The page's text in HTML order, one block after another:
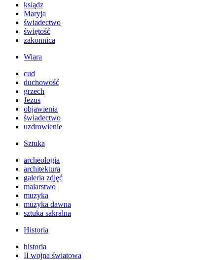
ksiądz
Maryja
świadectwo
świętość
zakonnica
Wiara
cud
duchowość
grzech
Jezus
objawienia
świadectwo
uzdrowienie
Sztuka
archeologia
architektura
galeria zdjęć
malarstwo
muzyka
muzyka dawna
sztuka sakralna
Historia
historia
II wojna światowa